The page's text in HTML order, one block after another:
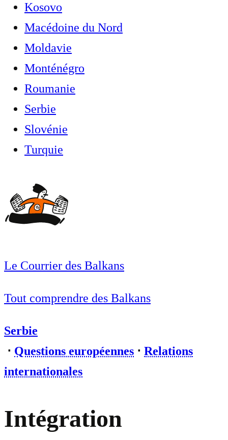
Kosovo
Macédoine du Nord
Moldavie
Monténégro
Roumanie
Serbie
Slovénie
Turquie
Le Courrier des Balkans
Tout comprendre des Balkans
Serbie
⋅ Questions européennes ⋅ Relations
internationales
Intégration